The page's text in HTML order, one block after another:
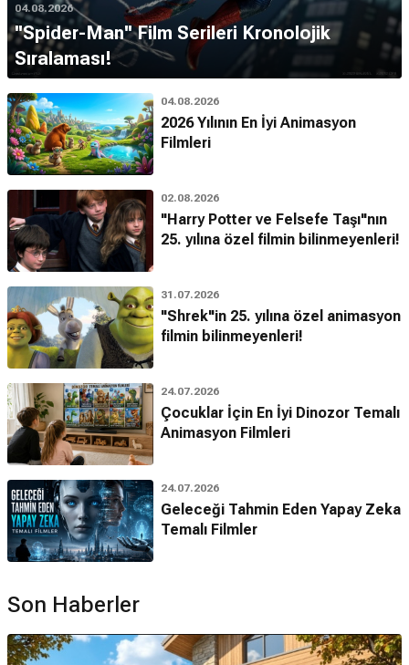
04.08.2026
''Spider-Man'' Film Serileri Kronolojik
Sıralaması!
04.08.2026
2026 Yılının En İyi Animasyon
Filmleri
02.08.2026
"Harry Potter ve Felsefe Taşı"nın
25. yılına özel filmin bilinmeyenleri!
31.07.2026
"Shrek"in 25. yılına özel animasyon
filmin bilinmeyenleri!
24.07.2026
Çocuklar İçin En İyi Dinozor Temalı
Animasyon Filmleri
24.07.2026
Geleceği Tahmin Eden Yapay Zeka
Temalı Filmler
Son Haberler